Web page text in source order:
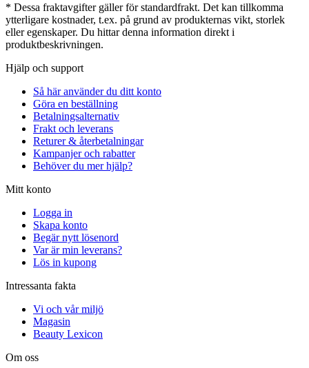
* Dessa fraktavgifter gäller för standardfrakt. Det kan tillkomma
ytterligare kostnader, t.ex. på grund av produkternas vikt, storlek
eller egenskaper. Du hittar denna information direkt i
produktbeskrivningen.
Hjälp och support
Så här använder du ditt konto
Göra en beställning
Betalningsalternativ
Frakt och leverans
Returer & återbetalningar
Kampanjer och rabatter
Behöver du mer hjälp?
Mitt konto
Logga in
Skapa konto
Begär nytt lösenord
Var är min leverans?
Lös in kupong
Intressanta fakta
Vi och vår miljö
Magasin
Beauty Lexicon
Om oss